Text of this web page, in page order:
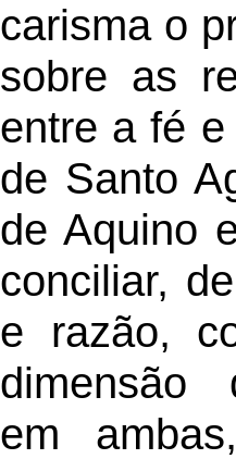
carisma o
sobre as
entre a fé
de Santo
de Aquino
conciliar,
e razão,
dimensão
em